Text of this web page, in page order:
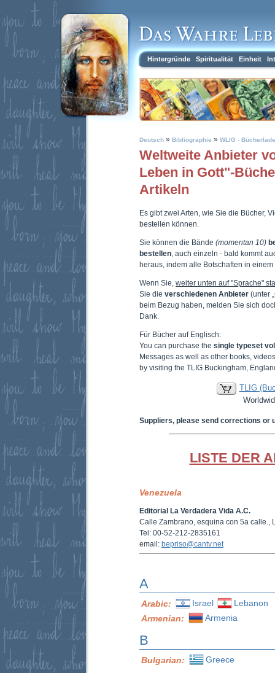
Hintergründe Spiritualität Einheit
Deutsch » Bibliographie » WLIG -
Weltweite Anbieter
Leben in Gott"-
Artikeln
Es gibt zwei Arten, wie Sie die Bücher,
bestellen können.
Sie können die Bände (momentan 10)
bestellen , auch einzeln - bald kommt
heraus, indem alle Botschaften in
Wenn Sie, weiter unten auf "Sprache"
Sie die verschiedenen Anbieter (unter
beim Bezug haben, melden Sie sich
Dank.
Für Bücher auf Englisch:
You can purchase the single typeset
Messages as well as other books,
by visiting the TLIG Buckingham,
TLIG
Suppliers, please send corrections or
LISTE DER
Venezuela
Editorial La Verdadera Vida A.C.
Calle Zambrano, esquina con 5a calle.,
Tel: 00-52-212-2835161
email: bepriso@cantv.net
A
Arabic: Israel
Lebanon
Armenian:
Armenia
B
Bulgarian: Greece